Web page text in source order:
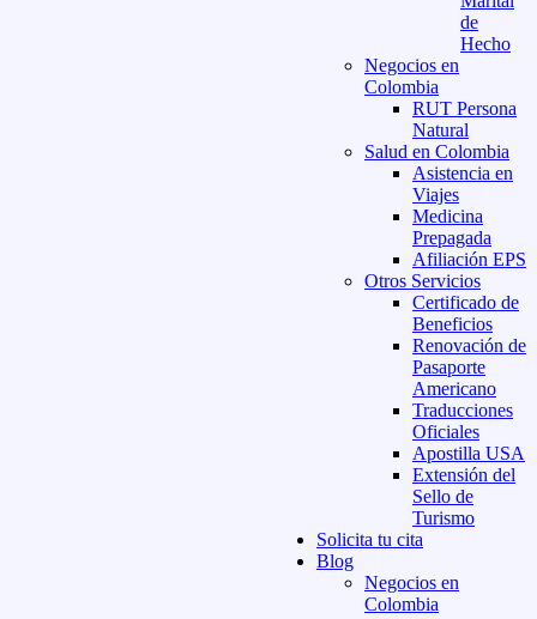
de
Hecho
Negocios en
Colombia
RUT Persona
Natural
Salud en Colombia
Asistencia en
Viajes
Medicina
Prepagada
Afiliación EPS
Otros Servicios
Certificado de
Beneficios
Renovación de
Pasaporte
Americano
Traducciones
Oficiales
Apostilla USA
Extensión del
Sello de
Turismo
Solicita tu cita
Blog
Negocios en
Colombia